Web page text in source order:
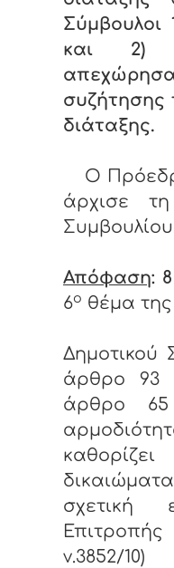
Σύμβουλοι
και 2)
συζήτησης
διάταξης.
Ο
άρχισε
Απόφαση:
6ο θέμα
Δημοτικού
άρθρο 93
άρθρο
σχετική
ν.3852/10)